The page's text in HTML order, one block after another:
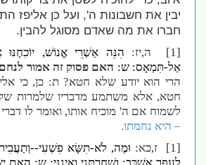
יבין את חשבונות ה', ועל כן אליפז
חברו את מה שאדם מסוגל להבין.
[1] ה,יז:הִנֵּה אַשְׁרֵי אֱנוֹשׁ, יוֹכִחֶנּוּ
אַל-תִּמְאָס: ש:האם פסוק זה אמור לנחם
הרי הוא יודע שלא חטא? ת: כן, כי
חטא, אלא משתמע מדבריו שלמרות
לשמוח אם ה' מוכיח אותו, ואומר לו דברי
– היא נחמתו.
[1]
ז,כא:וּמֶה, לֹא-תִשָּׂא פִשְׁעִי--וְתַעֲבִיר